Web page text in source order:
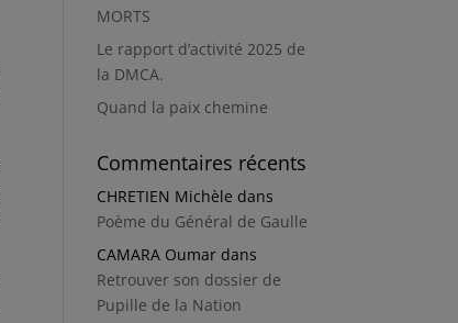
MORTS
Le rapport d’activité 2025 de
la DMCA.
Quand la paix chemine
Commentaires récents
CHRETIEN Michèle dans
Poème du Général de Gaulle
CAMARA Oumar dans
Retrouver son dossier de
Pupille de la Nation